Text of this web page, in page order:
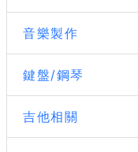
音樂製作
鍵盤/鋼琴
吉他相關